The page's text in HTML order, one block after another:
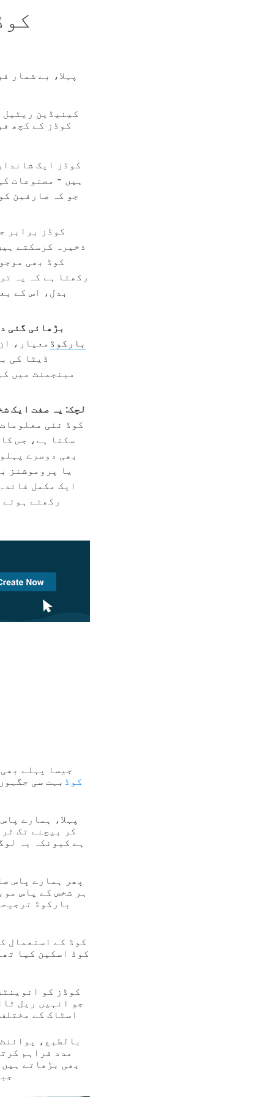
پہلا، بے شمار
کینیڈین
کوڈز کے کچھ
ہیں - مصنوعات
جو کہ صارفین
رکھتا ہے کہ یہ
بدل، اس کے
بڑھائی گئی
GS1 2D بارکوڈ معیار،
ڈیٹا کی
مینجمنٹ میں
لچک: یہ صفت ایک
سکتا ہے، جس
بھی دوسرے
یا پروموشنز
رکھتے
جیسا پہلے
GS1 ڈیجیٹل لنک QR کوڈ بہت سی
پہلا، ہمارے
کر بیچنے تک
ہے کیونکہ یہ
پھر ہمارے پاس
ہر شخص کے پاس
جو انہیں ریل
اسٹاک کے
بالطبع،
مدد فراہم
بھی بڑھاتے